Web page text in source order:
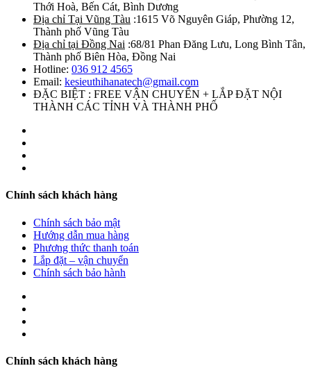
Thới Hoà, Bến Cát, Bình Dương
Địa chỉ Tại Vũng Tàu :1615 Võ Nguyên Giáp, Phường 12,
Thành phố Vũng Tàu
Địa chỉ tại Đồng Nai :68/81 Phan Đăng Lưu, Long Bình Tân,
Thành phố Biên Hòa, Đồng Nai
Hotline: 036 912 4565
Email: kesieuthihanatech@gmail.com
ĐẶC BIỆT : FREE VẬN CHUYỂN + LẮP ĐẶT NỘI
THÀNH CÁC TỈNH VÀ THÀNH PHỐ
Chính sách khách hàng
Chính sách bảo mật
Hướng dẫn mua hàng
Phương thức thanh toán
Lắp đặt – vận chuyển
Chính sách bảo hành
Chính sách khách hàng